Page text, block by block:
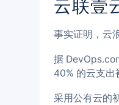
云联壹
事实证明，云
据
40% 的云支出
采用公有云的